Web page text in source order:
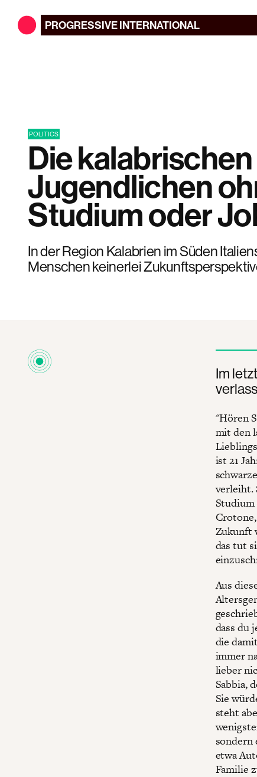
PROGRESSIVEINTERNATIONAL
POLITICS
Die kalabrischen
Jugendlichen
Studium oder
In der Region Kalabrien im Süden
Menschen keinerlei
Im
"Hören
mit den
ist 21
verleiht.
Zukunft
das tut
Aus
dass du
die
immer
lieber
Sabbia,
Sie
steht
sondern
etwa
Familie